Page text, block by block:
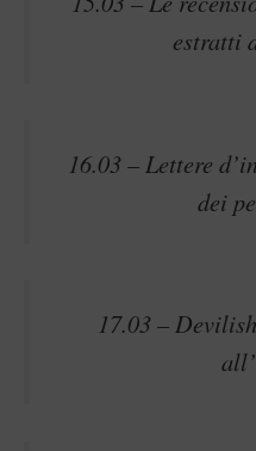
estratti
16.03 –Lettere
dei
17.03 –